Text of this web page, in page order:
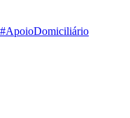
#ApoioDomiciliário